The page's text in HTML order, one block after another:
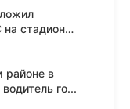
на стадионе
районе в
го...